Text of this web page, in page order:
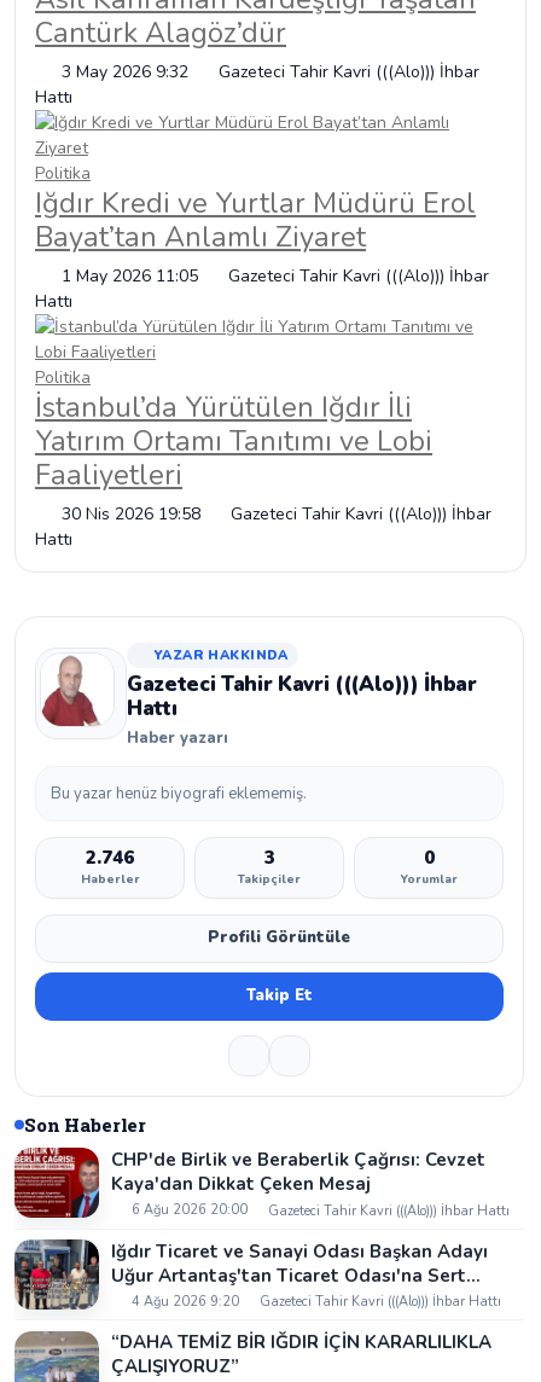
Cantürk Alagöz’dür
3 May 2026 9:32
Gazeteci Tahir Kavri (((Alo))) İhbar
Hattı
Politika
Iğdır Kredi ve Yurtlar Müdürü Erol
Bayat’tan Anlamlı Ziyaret
1 May 2026 11:05
Gazeteci Tahir Kavri (((Alo))) İhbar
Hattı
Politika
İstanbul’da Yürütülen Iğdır İli
Yatırım Ortamı Tanıtımı ve Lobi
Faaliyetleri
30 Nis 2026 19:58
Gazeteci Tahir Kavri (((Alo))) İhbar
Hattı
YAZAR HAKKINDA
Gazeteci Tahir Kavri (((Alo))) İhbar
Hattı
Haber yazarı
Bu yazar henüz biyografi eklememiş.
2.746
Haberler
3
Takipçiler
0
Yorumlar
Profili Görüntüle
Takip Et
Son Haberler
CHP'de Birlik ve Beraberlik Çağrısı: Cevzet
Kaya'dan Dikkat Çeken Mesaj
6 Ağu 2026 20:00 Gazeteci Tahir Kavri (((Alo))) İhbar Hattı
Iğdır Ticaret ve Sanayi Odası Başkan Adayı
Uğur Artantaş'tan Ticaret Odası'na Sert
Eleştiri: "Nakliyeci Sahipsiz Bırakılamaz"
4 Ağu 2026 9:20 Gazeteci Tahir Kavri (((Alo))) İhbar Hattı
“DAHA TEMİZ BİR IĞDIR İÇİN KARARLILIKLA
ÇALIŞIYORUZ”